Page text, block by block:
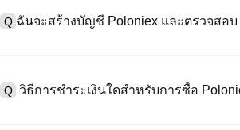
Q ฉันจะสร้างบัญชี Poloniex และตรวจสอ
"ความปลอดภัย" อัปโหลดเอกสาร Id ที่ถูกต้อง
Q วิธีการชำระเงินใดสำหรับการซื้อ